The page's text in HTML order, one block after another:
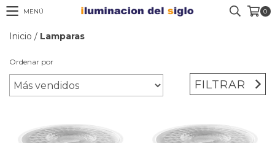
MENÚ 0
Inicio / Lamparas
Ordenar por
FILTRAR